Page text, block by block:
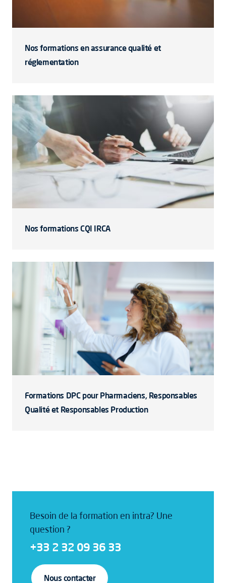
Nos formations en assurance qualité et
réglementation
Nos formations CQI IRCA
Formations DPC pour Pharmaciens, Responsables
Qualité et Responsables Production
Besoin de la formation en intra? Une
question ?
+33 2 32 09 36 33
Nous contacter